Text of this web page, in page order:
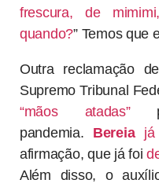
frescura, de
quando?” Temos que
Outra reclamação
Supremo Tribunal
“mãos atadas”
pandemia. Bereiajá
afirmação, que já foi
Além disso, o